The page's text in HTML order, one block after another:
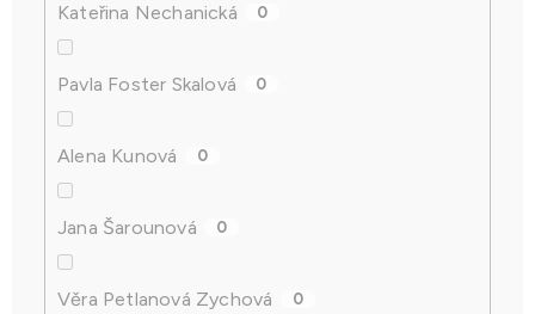
Kateřina Nechanická 0
Pavla Foster Skalová 0
Alena Kunová 0
Jana Šarounová 0
Věra Petlanová Zychová 0